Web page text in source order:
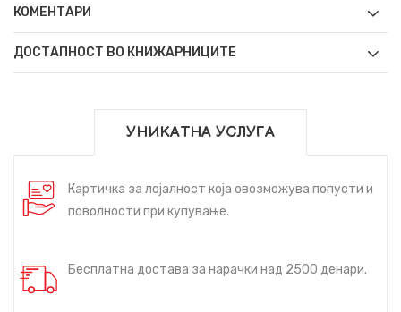
КОМЕНТАРИ
ДОСТАПНОСТ ВО КНИЖАРНИЦИТЕ
УНИКАТНА УСЛУГА
Картичка за лојалност која овозможува попусти и
поволности при купување.
Бесплатна достава за нарачки над 2500 денари.